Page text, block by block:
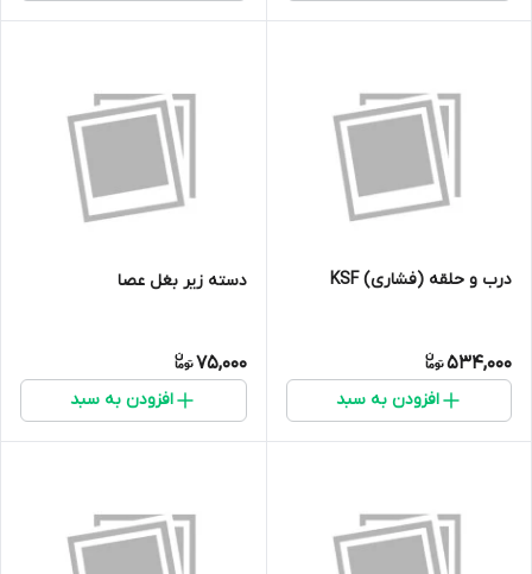
درب و حلقه (فشاری) KSF
534,000
افزودن به سبد
دسته زیر بغل عصا
75,000
افزودن به سبد